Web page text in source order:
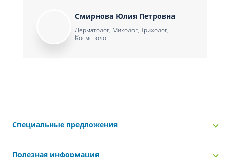
Смирнова Юлия Петровна
Дерматолог, Миколог, Трихолог,
Косметолог
Специальные предложения
Полезная информация